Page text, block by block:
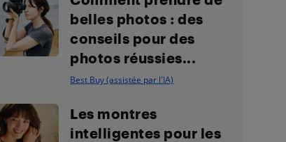
belles photos : des
conseils pour des
photos réussies...
Best Buy (assistée par l'IA)
Les montres
intelligentes pour les